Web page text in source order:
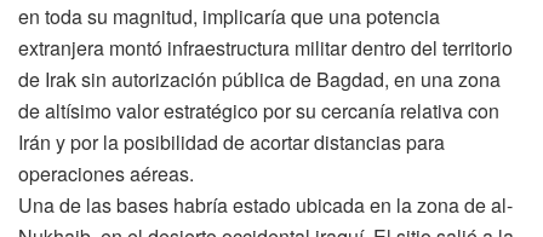
en toda su magnitud, implicaría que una potencia
extranjera montó infraestructura militar dentro del territorio
de Irak sin autorización pública de Bagdad, en una zona
de altísimo valor estratégico por su cercanía relativa con
Irán y por la posibilidad de acortar distancias para
operaciones aéreas.
Una de las bases habría estado ubicada en la zona de al-